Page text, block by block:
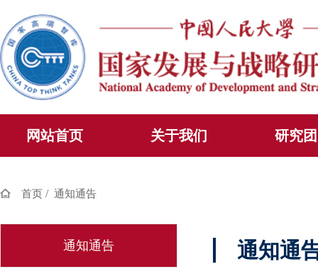
网站首页 关于我们 研究
首页 / 通知通告
通知通告 通知通